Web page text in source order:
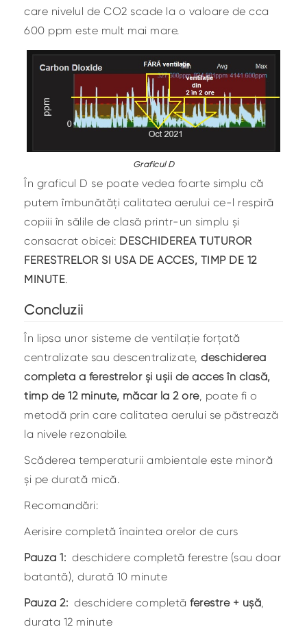
care nivelul de CO2 scade la o valoare de cca
600 ppm este mult mai mare.
Graficul D
În graficul D se poate vedea foarte simplu că
putem îmbunătăți calitatea aerului ce-l respiră
copiii în sălile de clasă printr-un simplu și
consacrat obicei: DESCHIDEREA TUTUROR
FERESTRELOR ȘI UȘA DE ACCES, TIMP DE 12
MINUTE.
Concluzii
În lipsa unor sisteme de ventilație forțată
centralizate sau descentralizate, deschiderea
completa a ferestrelor și ușii de acces în clasă,
timp de 12 minute, măcar la 2 ore, poate fi o
metodă prin care calitatea aerului se păstrează
la nivele rezonabile.
Scăderea temperaturii ambientale este minoră
și pe durată mică.
Recomandări:
Aerisire completă înaintea orelor de curs
Pauza 1: deschidere completă ferestre (sau doar
batantă), durată 10 minute
Pauza 2: deschidere completă ferestre + ușă,
durata 12 minute